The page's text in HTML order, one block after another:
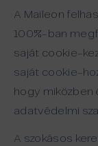
A Maileon
100%-ban
saját cookie-
saját cookie-
hogy miközben
adatvédelmi
A szokásos